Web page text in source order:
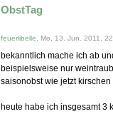
ObstTag
feuerlibelle , Mo, 13. Jun. 2011,
bekanntlich mache ich ab
beispielsweise nur
saisonobst wie jetzt
heute habe ich insgesamt 3